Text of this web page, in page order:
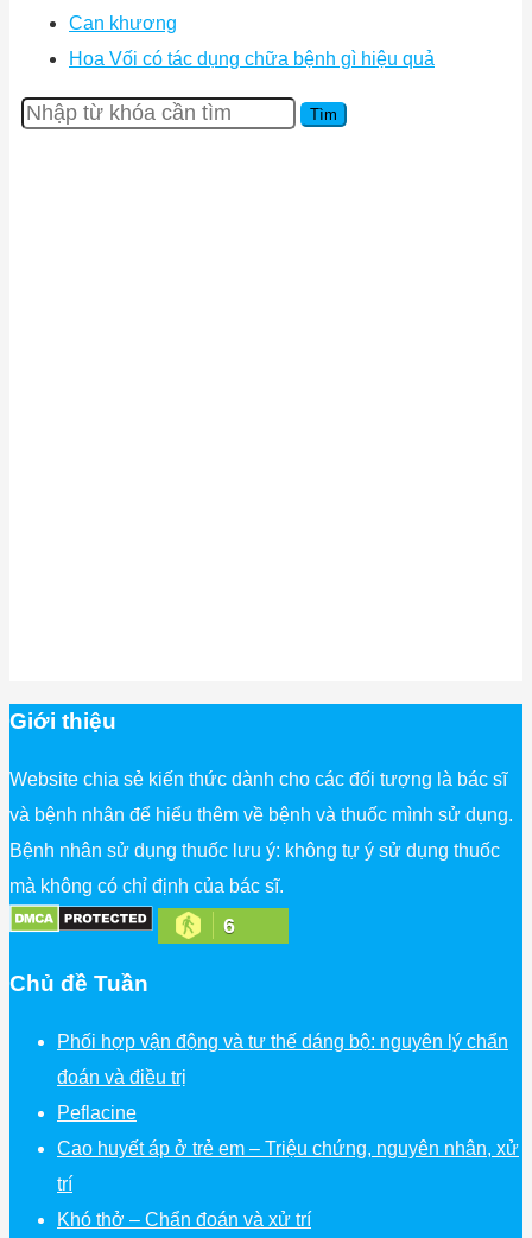
Can khương
Hoa Vối có tác dụng chữa bệnh gì hiệu quả
Giới thiệu
Website chia sẻ kiến thức dành cho các đối tượng là bác sĩ
và bệnh nhân để hiểu thêm về bệnh và thuốc mình sử dụng.
Bệnh nhân sử dụng thuốc lưu ý: không tự ý sử dụng thuốc
mà không có chỉ định của bác sĩ.
6
Chủ đề Tuần
Phối hợp vận động và tư thế dáng bộ: nguyên lý chẩn
đoán và điều trị
Peflacine
Cao huyết áp ở trẻ em – Triệu chứng, nguyên nhân, xử
trí
Khó thở – Chẩn đoán và xử trí